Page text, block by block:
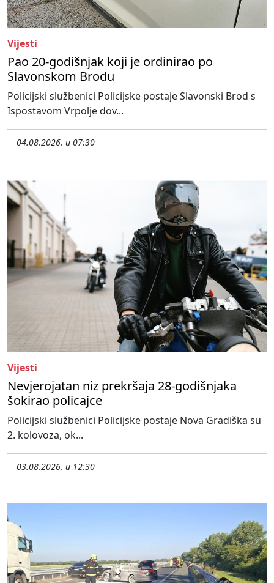
Vijesti
Pao 20-godišnjak koji je ordinirao po
Slavonskom Brodu
Policijski službenici Policijske postaje Slavonski Brod s
Ispostavom Vrpolje dov...
04.08.2026. u 07:30
Vijesti
Nevjerojatan niz prekršaja 28-godišnjaka
šokirao policajce
Policijski službenici Policijske postaje Nova Gradiška su
2. kolovoza, ok...
03.08.2026. u 12:30